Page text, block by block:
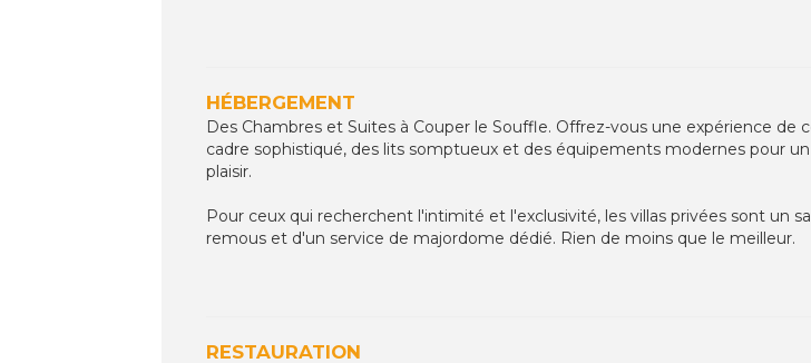
HÉBERGEMENT
Des Chambres et Suites à Couper le Souffle. Offrez-vous une expérience
cadre sophistiqué, des lits somptueux et des équipements modernes pour
plaisir.
Pour ceux qui recherchent l'intimité et l'exclusivité, les villas privées sont un
remous et d'un service de majordome dédié. Rien de moins que le meilleur.
RESTAURATION